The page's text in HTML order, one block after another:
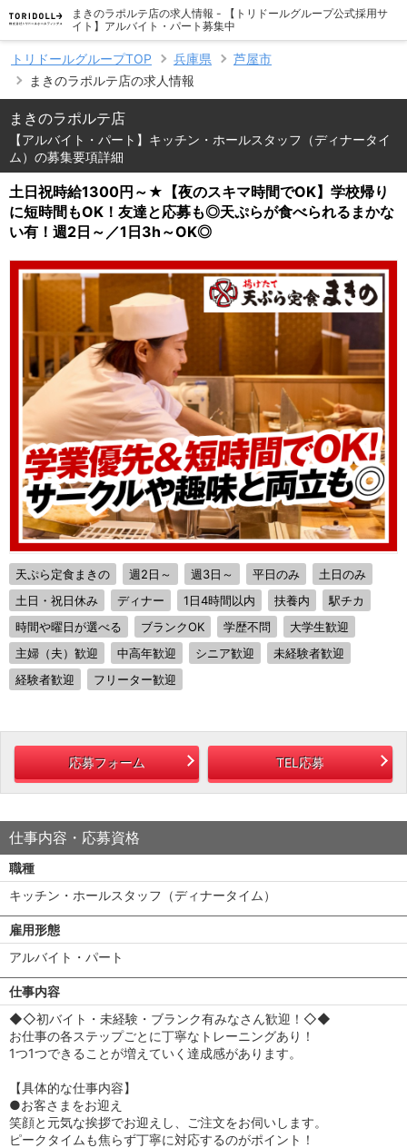
まきのラポルテ店の求人情報 - 【トリドールグループ公式採用サ
イト】アルバイト・パート募集中
トリドールグループTOP 兵庫県
芦屋市
まきのラポルテ店の求人情報
まきのラポルテ店
【アルバイト・パート】キッチン・ホールスタッフ（ディナータイ
ム）の募集要項詳細
土日祝時給1300円～★【夜のスキマ時間でOK】学校帰り
に短時間もOK！友達と応募も◎天ぷらが食べられるまかな
い有！週2日～／1日3h～OK◎
天ぷら定食まきの 週2日～ 週3日～ 平日のみ
土日のみ
土日・祝日休み
ディナー 1日4時間以内 扶養内
駅チカ
時間や曜日が選べる
ブランクOK 学歴不問
大学生歓迎
主婦（夫）歓迎
中高年歓迎 シニア歓迎
未経験者歓迎
経験者歓迎
フリーター歓迎
応募フォーム TEL応募
仕事内容・応募資格
職種
キッチン・ホールスタッフ（ディナータイム）
雇用形態
アルバイト・パート
仕事内容
◆◇初バイト・未経験・ブランク有みなさん歓迎！◇◆
お仕事の各ステップごとに丁寧なトレーニングあり！
1つ1つできることが増えていく達成感があります。
【具体的な仕事内容】
●お客さまをお迎え
笑顔と元気な挨拶でお迎えし、ご注文をお伺いします。
ピークタイムも焦らず丁寧に対応するのがポイント！